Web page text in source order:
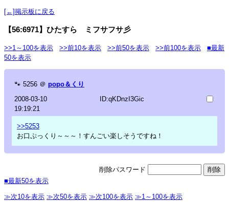
[←]掲示板に戻る
【56:6971】ひたすら ミフサフサ彡
>>1～100を表示 >>前10を表示 >>前50を表示 >>前100を表示
■最新
50を表示
🐾 5256 ＠ popo＆くり
2008-03-10
19:19:21
ID:qKDnzI3Gic
>>5253
お口ぷっくり～～～！すんごい楽しそうですね！
削除パスワード
■最新50を表示
≫次10を表示 ≫次50を表示 ≫次100を表示 ≫1～100を表示